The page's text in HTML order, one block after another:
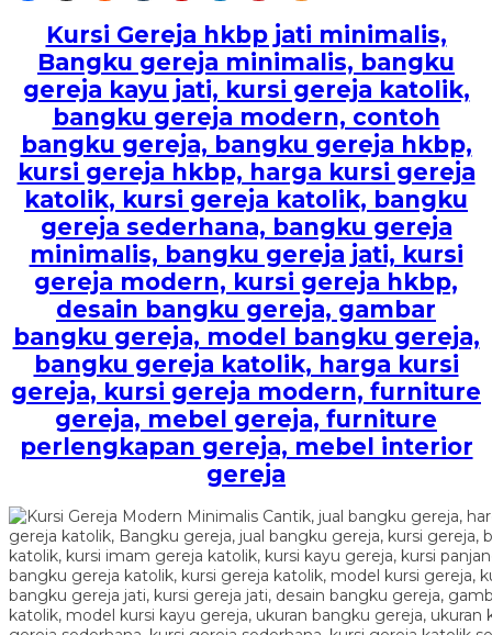
Kursi Gereja hkbp jati minimalis,
Bangku gereja minimalis, bangku
gereja kayu jati, kursi gereja katolik,
bangku gereja modern, contoh
bangku gereja, bangku gereja hkbp,
kursi gereja hkbp, harga kursi gereja
katolik, kursi gereja katolik, bangku
gereja sederhana, bangku gereja
minimalis, bangku gereja jati, kursi
gereja modern, kursi gereja hkbp,
desain bangku gereja, gambar
bangku gereja, model bangku gereja,
bangku gereja katolik, harga kursi
gereja, kursi gereja modern, furniture
gereja, mebel gereja, furniture
perlengkapan gereja, mebel interior
gereja